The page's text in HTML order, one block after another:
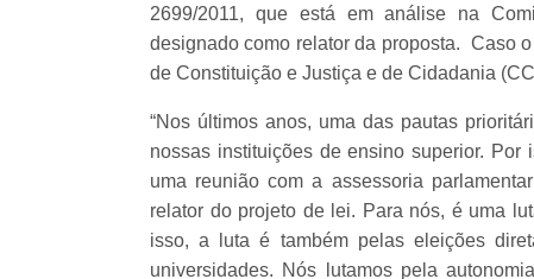
2699/2011, que está em análise na
designado como relator da proposta. Caso
de Constituição e Justiça e de Cidadania
“Nos últimos anos, uma das pautas
nossas instituições de ensino superior.
uma reunião com a assessoria
relator do projeto de lei. Para nós, é uma
isso, a luta é também pelas eleições
universidades. Nós lutamos pela